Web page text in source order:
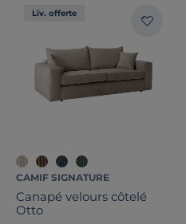
Liv. offerte
CAMIF SIGNATURE
Canapé velours côtelé
Otto